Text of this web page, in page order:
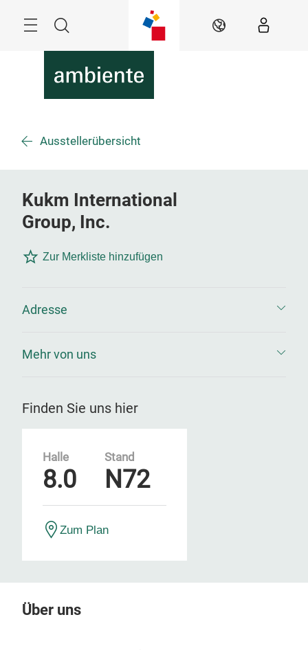
Suche DE
Ausstellerübersicht
Kukm International
Group, Inc.
Zur Merkliste hinzufügen
Adresse
Mehr von uns
Finden Sie uns hier
Halle
8.0
Stand
N72
Zum Plan
Über uns